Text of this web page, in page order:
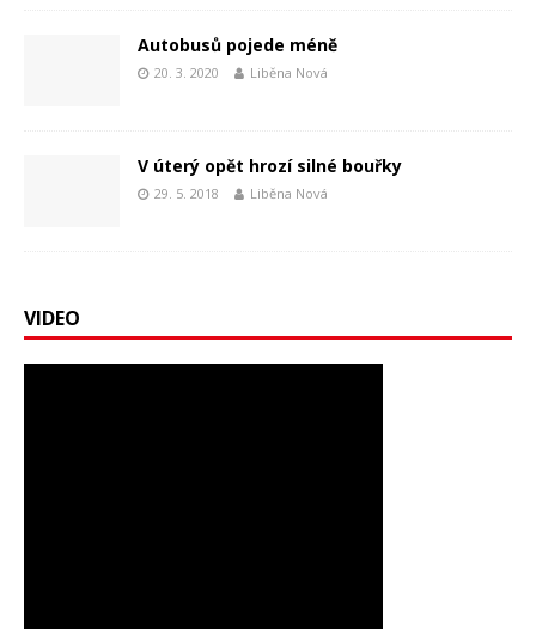
Autobusů pojede méně
20. 3. 2020 Liběna Nová
V úterý opět hrozí silné bouřky
29. 5. 2018 Liběna Nová
VIDEO